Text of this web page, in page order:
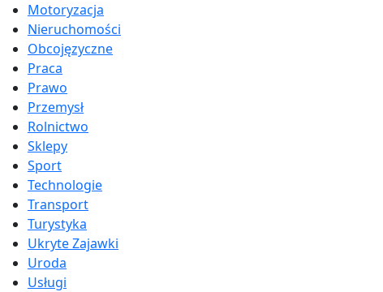
Motoryzacja
Nieruchomości
Obcojęzyczne
Praca
Prawo
Przemysł
Rolnictwo
Sklepy
Sport
Technologie
Transport
Turystyka
Ukryte Zajawki
Uroda
Usługi